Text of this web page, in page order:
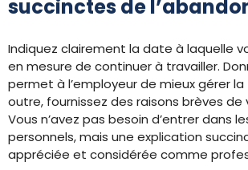
succinctes de
Indiquez clairement la date à laquelle
en mesure de continuer à travailler.
permet à l’employeur de mieux gérer la
outre, fournissez des raisons brèves
Vous n’avez pas besoin d’entrer dans
personnels, mais une explication
appréciée et considérée comme